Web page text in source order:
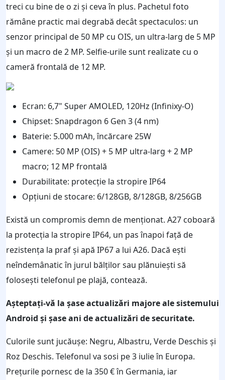
treci cu bine de o zi și ceva în plus. Pachetul foto
rămâne practic mai degrabă decât spectaculos: un
senzor principal de 50 MP cu OIS, un ultra-larg de 5 MP
și un macro de 2 MP. Selfie-urile sunt realizate cu o
cameră frontală de 12 MP.
Ecran: 6,7" Super AMOLED, 120Hz (Infinixy-O)
Chipset: Snapdragon 6 Gen 3 (4 nm)
Baterie: 5.000 mAh, încărcare 25W
Camere: 50 MP (OIS) + 5 MP ultra-larg + 2 MP
macro; 12 MP frontală
Durabilitate: protecție la stropire IP64
Opțiuni de stocare: 6/128GB, 8/128GB, 8/256GB
Există un compromis demn de menționat. A27 coboară
la protecția la stropire IP64, un pas înapoi față de
rezistența la praf și apă IP67 a lui A26. Dacă ești
neîndemânatic în jurul bălților sau plănuiești să
folosești telefonul pe plajă, contează.
Așteptați-vă la șase actualizări majore ale sistemului
Android și șase ani de actualizări de securitate.
Culorile sunt jucăușe: Negru, Albastru, Verde Deschis și
Roz Deschis. Telefonul va sosi pe 3 iulie în Europa.
Prețurile pornesc de la 350 € în Germania, iar